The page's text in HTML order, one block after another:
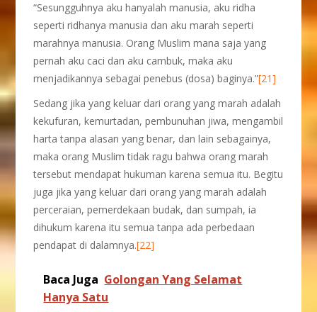
“Sesungguhnya aku hanyalah manusia, aku ridha
seperti ridhanya manusia dan aku marah seperti
marahnya manusia. Orang Muslim mana saja yang
pernah aku caci dan aku cambuk, maka aku
menjadikannya sebagai penebus (dosa) baginya.”[21]
Sedang jika yang keluar dari orang yang marah adalah
kekufuran, kemurtadan, pembunuhan jiwa, mengambil
harta tanpa alasan yang benar, dan lain sebagainya,
maka orang Muslim tidak ragu bahwa orang marah
tersebut mendapat hukuman karena semua itu. Begitu
juga jika yang keluar dari orang yang marah adalah
perceraian, pemerdekaan budak, dan sumpah, ia
dihukum karena itu semua tanpa ada perbedaan
pendapat di dalamnya.[22]
Baca Juga Golongan Yang Selamat
Hanya Satu